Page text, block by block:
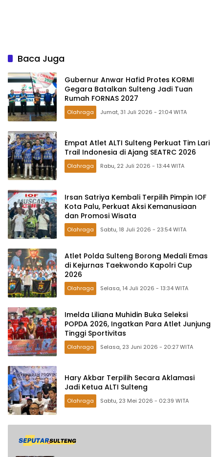
Baca Juga
Gubernur Anwar Hafid Protes KORMI
Gegara Batalkan Sulteng Jadi Tuan
Rumah FORNAS 2027
Olahraga Jumat, 31 Juli 2026 - 21:04 WITA
Empat Atlet ALTI Sulteng Perkuat Tim Lari
Trail Indonesia di Ajang SEATRC 2026
Olahraga Rabu, 22 Juli 2026 - 13:44 WITA
Irsan Satriya Kembali Terpilih Pimpin IOF
Kota Palu, Perkuat Aksi Kemanusiaan
dan Promosi Wisata
Olahraga Sabtu, 18 Juli 2026 - 23:54 WITA
Atlet Polda Sulteng Borong Medali Emas
di Kejurnas Taekwondo Kapolri Cup
2026
Olahraga Selasa, 14 Juli 2026 - 13:34 WITA
Imelda Liliana Muhidin Buka Seleksi
POPDA 2026, Ingatkan Para Atlet Junjung
Tinggi Sportivitas
Olahraga Selasa, 23 Juni 2026 - 20:27 WITA
Hary Akbar Terpilih Secara Aklamasi
Jadi Ketua ALTI Sulteng
Olahraga Sabtu, 23 Mei 2026 - 02:39 WITA